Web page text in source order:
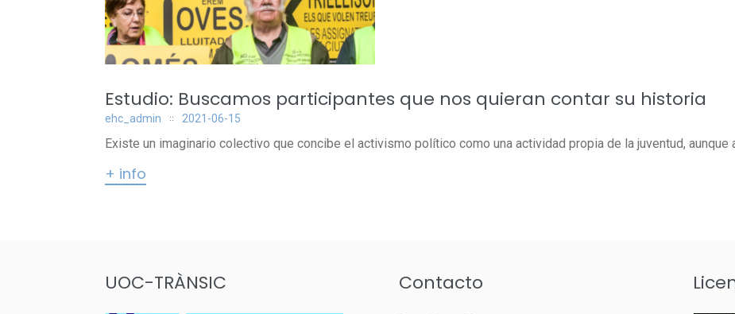
Estudio: Buscamos participantes que nos quieran contar su historia
ehc_admin 2021-06-15
Existe un imaginario colectivo que concibe el activismo político como una actividad propia de la juventud, aunque
+ info
UOC-TRÀNSIC Contacto